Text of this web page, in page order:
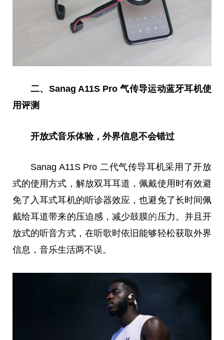
二、Sanag A11S Pro 气传导运动蓝牙耳机使
用评测
开放式音乐体验，外界信息不会错过
Sanag A11S Pro 二代气传导耳机采用了开放
式的使用方式，解放双耳耳道，佩戴使用时有效避
免了入耳式耳机的听诊器效应，也避免了长时间佩
戴给耳道带来的压迫感，减少鼓膜的压力。并且开
放式的听音方式，在听歌时依旧能够轻松获取外界
信息，音乐生活两不误。